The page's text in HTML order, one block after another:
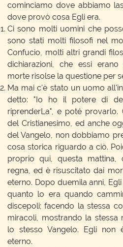
cominciamo dove abbiamo
dove provò cosa Egli era.
Ci sono molti uomini che
sono stati molti filosofi nel
Confucio, molti altri grandi
dichiarazioni, che essi
morte risolse la questione per
Ma mai c'è stato un uomo
detto: "Io ho il potere di
riprenderLa", e poté
del Cristianesimo, ed anche
del Vangelo, non dobbiamo
cosa storica riguardo a ciò.
proprio qui, questa mattina,
regna, ed è risuscitato dai
eterno. Dopo duemila anni,
quanto lo era quando
discepoli; facendo la stessa
miracoli, mostrando la stessa
lo stesso Vangelo. Egli
eterno.